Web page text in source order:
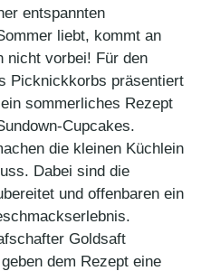
entspannten
liebt, kommt an
nicht vorbei! Für den
Picknickkorbs präsentiert
sommerliches Rezept
Cupcakes.
die kleinen Küchlein
Dabei sind die
und offenbaren ein
Goldsaft
dem Rezept eine